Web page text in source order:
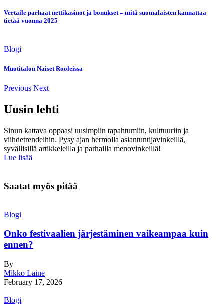
Vertaile parhaat nettikasinot ja bonukset – mitä suomalaisten kannattaa
tietää vuonna 2025
Blogi
Muotitalon Naiset Rooleissa
Previous Next
Uusin lehti
Sinun kattava oppaasi uusimpiin tapahtumiin, kulttuuriin ja
viihdetrendeihin. Pysy ajan hermolla asiantuntijavinkeillä,
syvällisillä artikkeleilla ja parhailla menovinkeillä!
Lue lisää
Saatat myös pitää
Blogi
Onko festivaalien järjestäminen vaikeampaa kuin
ennen?
By
Mikko Laine
February 17, 2026
Blogi